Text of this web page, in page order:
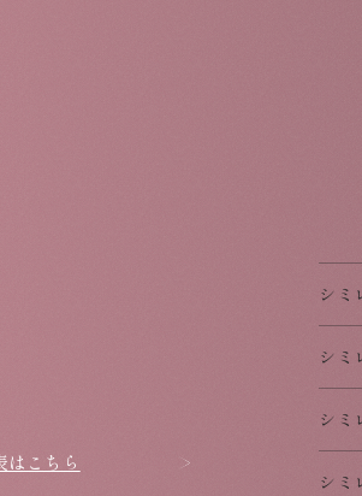
こちら
シ
シ
シ
シ